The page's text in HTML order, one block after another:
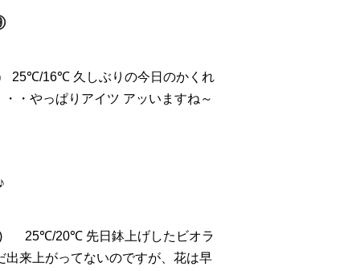
25℃/16℃ 久しぶりの今日のかくれ
・やっぱりアイツ アッいますね～
25℃/20℃ 先日鉢上げしたビオラ
出来上がってないのですが、花は早